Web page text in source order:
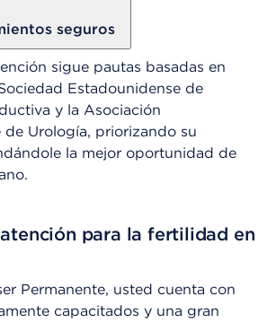
seguros
sigue pautas basadas en
Estadounidense de
y la Asociación
de Urología, priorizando su
la mejor oportunidad de
para la fertilidad en
Permanente, usted cuenta con
capacitados y una gran